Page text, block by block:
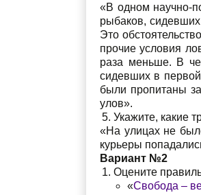
«В одном научно-
рыбаков,
Это
прочие условия
раза меньше. В
сидевших в
были пропитаны
улов».
Укажите, какие
«На улицах не
курьеры
Вариант №2
Оцените
«Свобода –